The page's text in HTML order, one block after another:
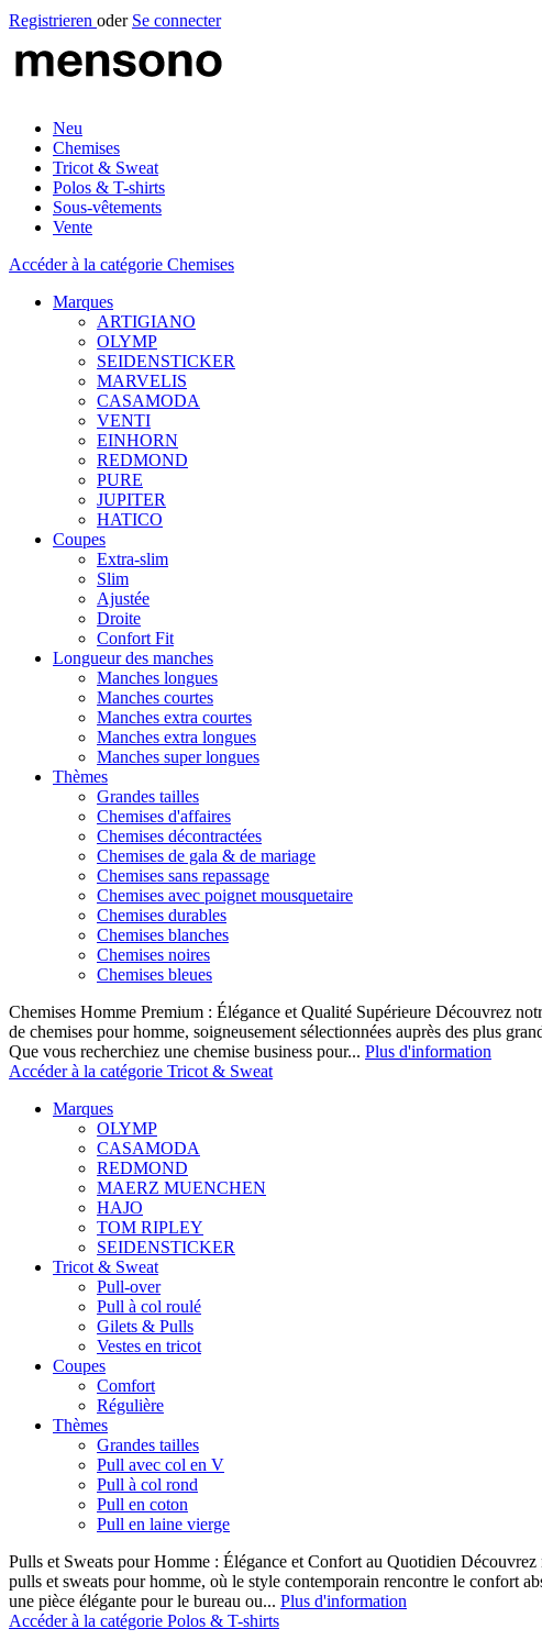
Registrieren oder Se connecter
Neu
Chemises
Tricot & Sweat
Polos & T-shirts
Sous-vêtements
Vente
Accéder à la catégorie Chemises
Marques
ARTIGIANO
OLYMP
SEIDENSTICKER
MARVELIS
CASAMODA
VENTI
EINHORN
REDMOND
PURE
JUPITER
HATICO
Coupes
Extra-slim
Slim
Ajustée
Droite
Confort Fit
Longueur des manches
Manches longues
Manches courtes
Manches extra courtes
Manches extra longues
Manches super longues
Thèmes
Grandes tailles
Chemises d'affaires
Chemises décontractées
Chemises de gala & de mariage
Chemises sans repassage
Chemises avec poignet mousquetaire
Chemises durables
Chemises blanches
Chemises noires
Chemises bleues
Chemises Homme Premium : Élégance et Qualité Supérieure Découvrez
de chemises pour homme, soigneusement sélectionnées auprès des plus
Que vous recherchiez une chemise business pour... Plus d'information
Accéder à la catégorie Tricot & Sweat
Marques
OLYMP
CASAMODA
REDMOND
MAERZ MUENCHEN
HAJO
TOM RIPLEY
SEIDENSTICKER
Tricot & Sweat
Pull-over
Pull à col roulé
Gilets & Pulls
Vestes en tricot
Coupes
Comfort
Régulière
Thèmes
Grandes tailles
Pull avec col en V
Pull à col rond
Pull en coton
Pull en laine vierge
Pulls et Sweats pour Homme : Élégance et Confort au Quotidien
pulls et sweats pour homme, où le style contemporain rencontre le confort
une pièce élégante pour le bureau ou... Plus d'information
Accéder à la catégorie Polos & T-shirts